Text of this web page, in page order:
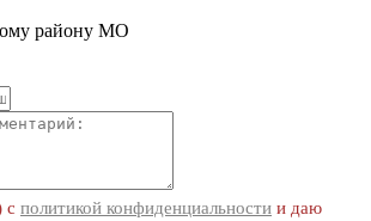
району МО
с политикой конфиденциальности и даю